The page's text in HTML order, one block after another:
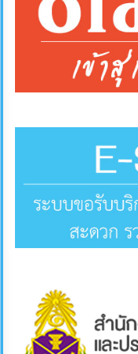
การ
คลัง
การ
การ
ดำเนิน
การ
ทุจริต